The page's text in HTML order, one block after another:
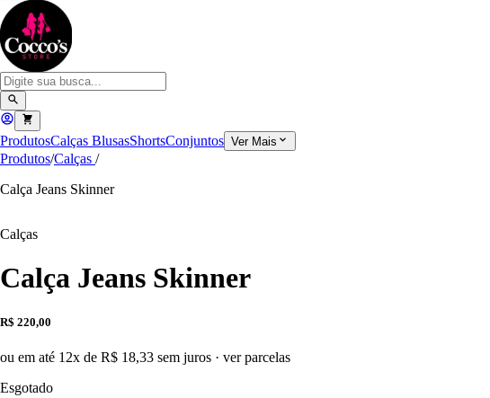
ProdutosCalças BlusasShortsConjuntos Ver Mais
Produtos/Calças /
Calça Jeans Skinner
Calças
Calça Jeans Skinner
R$ 220,00
ou em até 12x de R$ 18,33 sem juros · ver parcelas
Esgotado